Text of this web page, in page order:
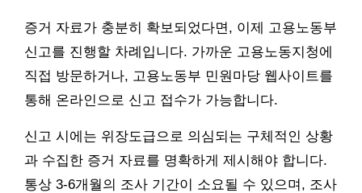
증거 자료가 충분히 확보되었다면, 이제 고용노동부
신고를 진행할 차례입니다. 가까운 고용노동지청에
직접 방문하거나, 고용노동부 민원마당 웹사이트를
통해 온라인으로 신고 접수가 가능합니다.
신고 시에는 위장도급으로 의심되는 구체적인 상황
과 수집한 증거 자료를 명확하게 제시해야 합니다.
통상 3-6개월의 조사 기간이 소요될 수 있으며, 조사